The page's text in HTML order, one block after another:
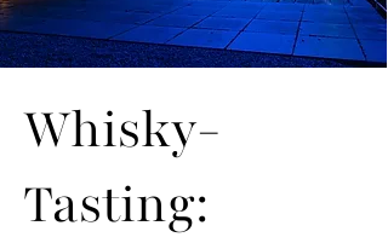
Whisky-
Tasting: